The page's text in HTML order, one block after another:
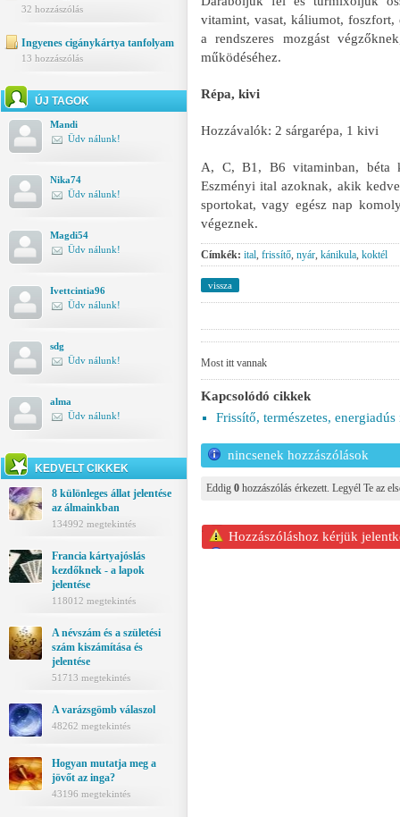
32 hozzászólás
Ingyenes cigánykártya tanfolyam
13 hozzászólás
ÚJ TAGOK
Mandi
Üdv nálunk!
Nika74
Üdv nálunk!
Magdi54
Üdv nálunk!
Ivettcintia96
Üdv nálunk!
sdg
Üdv nálunk!
alma
Üdv nálunk!
KEDVELT CIKKEK
8 különleges állat jelentése
az álmainkban
134992 megtekintés
Francia kártyajóslás
kezdőknek - a lapok
jelentése
118012 megtekintés
A névszám és a születési
szám kiszámítása és
jelentése
51713 megtekintés
A varázsgömb válaszol
48262 megtekintés
Hogyan mutatja meg a
jövőt az inga?
43196 megtekintés
vitamint, vasat, káliumot, foszfort,
a rendszeres mozgást
működéséhez.
Répa, kivi
Hozzávalók: 2 sárgarépa, 1 kivi
A, C, B1, B6 vitaminban, béta
Eszményi ital azoknak, akik
sportokat, vagy egész nap
végeznek.
Címkék: ital, frissítő, nyár, kánikula, koktél
vissza
Most itt vannak
Kapcsolódó cikkek
Frissítő, természetes,
nincsenek hozzászólások
Eddig 0 hozzászólás érkezett. Legyél Te az
Hozzászóláshoz kérjük